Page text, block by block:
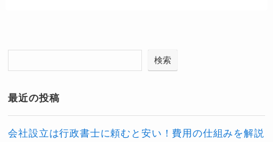
検索
最近の投稿
会社設立は行政書士に頼むと安い！費用の仕組みを解説